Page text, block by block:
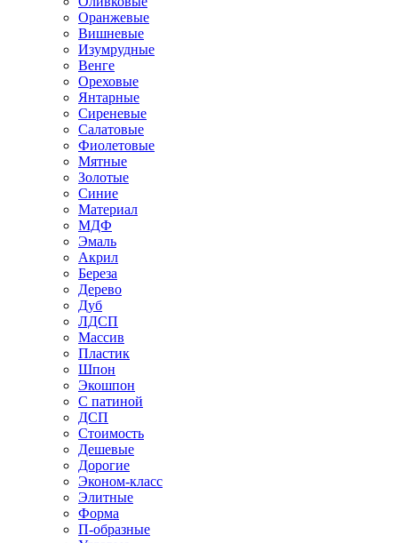
Оранжевые
Вишневые
Изумрудные
Венге
Ореховые
Янтарные
Сиреневые
Салатовые
Фиолетовые
Мятные
Золотые
Синие
Материал
МДФ
Эмаль
Акрил
Береза
Дерево
Дуб
ЛДСП
Массив
Пластик
Шпон
Экошпон
С патиной
ДСП
Стоимость
Дешевые
Дорогие
Эконом-класс
Элитные
Форма
П-образные